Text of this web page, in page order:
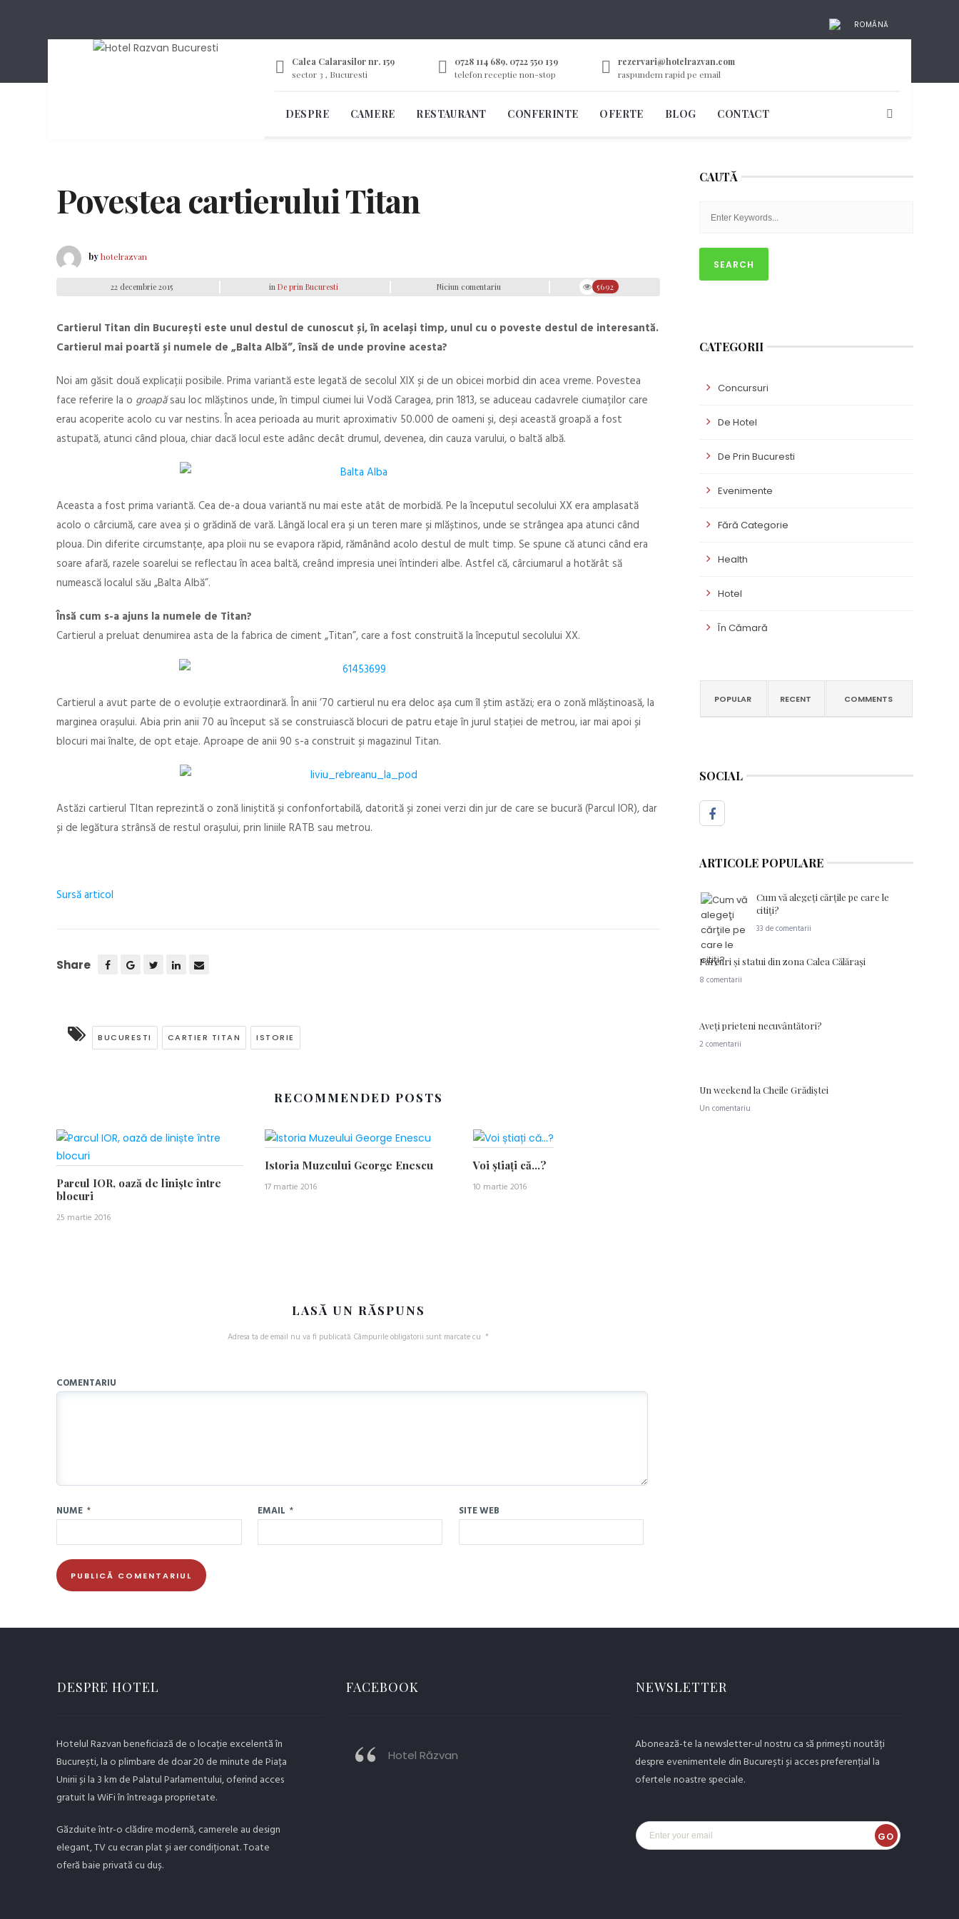
ROMÂNĂ
Calea Calarasilor nr. 159
sector 3 , Bucuresti
0728 114 689, 0722 550 139
telefon receptie non-stop
rezervari@hotelrazvan.com
raspundem rapid pe email
DESPRE CAMERE RESTAURANT CONFERINTE OFERTE BLOG CONTACT
Povestea cartierului Titan
byhotelrazvan
22 decembrie 2015 in De prin Bucuresti Niciun comentariu 5692
Cartierul Titan din București este unul destul de cunoscut și, în același timp, unul cu o poveste destul de interesantă.
Cartierul mai poartă și numele de „Balta Albă”, însă de unde provine acesta?
Noi am găsit două explicații posibile. Prima variantă este legată de secolul XIX și de un obicei morbid din acea vreme. Povestea
face referire la o groapăsau loc mlăștinos unde, în timpul ciumei lui Vodă Caragea, prin 1813, se aduceau cadavrele ciumaților care
erau acoperite acolo cu var nestins. În acea perioada au murit aproximativ 50.000 de oameni și, deși această groapă a fost
astupată, atunci când ploua, chiar dacă locul este adânc decât drumul, devenea, din cauza varului, o baltă albă.
Aceasta a fost prima variantă. Cea de-a doua variantă nu mai este atât de morbidă. Pe la începutul secolului XX era amplasată
acolo o cârciumă, care avea și o grădină de vară. Lângă local era și un teren mare și mlăștinos, unde se strângea apa atunci când
ploua. Din diferite circumstanțe, apa ploii nu se evapora răpid, rămânând acolo destul de mult timp. Se spune că atunci când era
soare afară, razele soarelui se reflectau în acea baltă, creând impresia unei întinderi albe. Astfel că, cârciumarul a hotărât să
numească localul său „Balta Albă”.
Însă cum s-a ajuns la numele de Titan?
Cartierul a preluat denumirea asta de la fabrica de ciment „Titan”, care a fost construită la începutul secolului XX.
Cartierul a avut parte de o evoluție extraordinară. În anii ’70 cartierul nu era deloc așa cum îl știm astăzi; era o zonă mlăștinoasă, la
marginea orașului. Abia prin anii 70 au început să se construiască blocuri de patru etaje în jurul stației de metrou, iar mai apoi și
blocuri mai înalte, de opt etaje. Aproape de anii 90 s-a construit și magazinul Titan.
Astăzi cartierul TItan reprezintă o zonă liniștită și confonfortabilă, datorită și zonei verzi din jur de care se bucură (Parcul IOR), dar
și de legătura strânsă de restul orașului, prin liniile RATB sau metrou.
Sursă articol
Share
BUCURESTI CARTIER TITAN ISTORIE
RECOMMENDED POSTS
Parcul IOR, oază de liniște între
blocuri
25 martie 2016
Istoria Muzeului George Enescu
17 martie 2016
Voi știați că…?
10 martie 2016
LASĂ UN RĂSPUNS
Adresa ta de email nu va fi publicată.Câmpurile obligatorii sunt marcate cu *
COMENTARIU
NUME * EMAIL * SITE WEB
CAUTĂ
CATEGORII
Concursuri
De Hotel
De Prin Bucuresti
Evenimente
Fără Categorie
Health
Hotel
În Cămară
POPULAR RECENT COMMENTS
SOCIAL
ARTICOLE POPULARE
Cum vă alegeţi cărţile pe care le
citiţi?
33 de comentarii
Parcuri şi statui din zona Calea Călăraşi
8 comentarii
Aveţi prieteni necuvântători?
2 comentarii
Un weekend la Cheile Grădiştei
Un comentariu
DESPRE HOTEL
Hotelul Razvan beneficiază de o locație excelentă în
București, la o plimbare de doar 20 de minute de Piața
Unirii și la 3 km de Palatul Parlamentului, oferind acces
gratuit la WiFi în întreaga proprietate.
Găzduite într-o clădire modernă, camerele au design
elegant, TV cu ecran plat și aer condiționat. Toate
oferă baie privată cu duș.
FACEBOOK
Hotel Răzvan
NEWSLETTER
Abonează-te la newsletter-ul nostru ca să primești noutăți
despre evenimentele din București și acces preferențial la
ofertele noastre speciale.
GO